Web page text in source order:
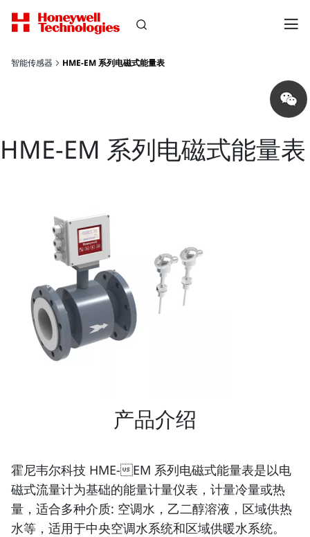
智能传感器 HME-EM 系列电磁式能量表
Share
on
wechat
HME-EM 系列电磁式能量表
产品介绍
霍尼韦尔科技 HME-EM 系列电磁式能量表是以电
磁式流量计为基础的能量计量仪表，计量冷量或热
量，适合多种介质: 空调水，乙二醇溶液，区域供热
水等，适用于中央空调水系统和区域供暖水系统。